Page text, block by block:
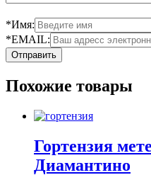
*Имя:
*EMAIL:
Похожие товары
Гортензия
Диамантино